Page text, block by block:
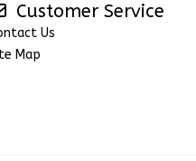
Customer Service
Us
Map